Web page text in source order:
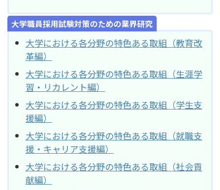
大学職員採用試験対策のための業界研究
大学における各分野の特色ある取組（教育改
革編）
大学における各分野の特色ある取組（生涯学
習・リカレント編）
大学における各分野の特色ある取組（学生支
援編）
大学における各分野の特色ある取組（就職支
援・キャリア支援編）
大学における各分野の特色ある取組（社会貢
献編）